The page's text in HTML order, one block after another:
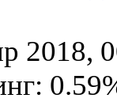
2018,